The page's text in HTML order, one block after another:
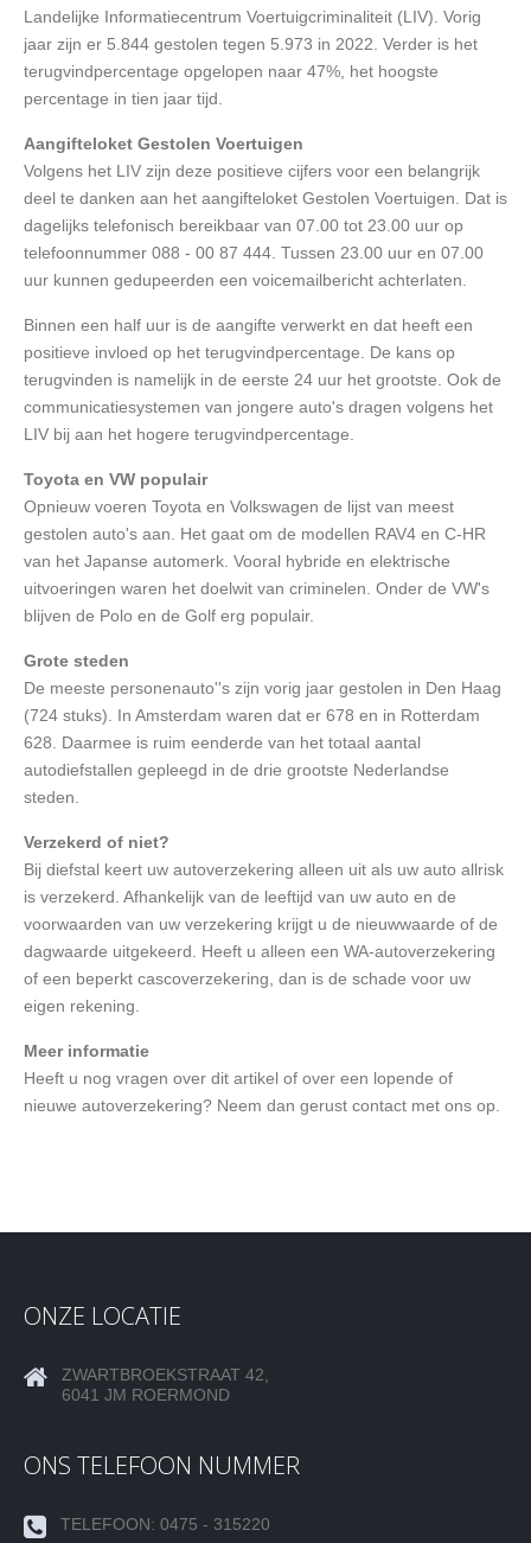
Landelijke Informatiecentrum Voertuigcriminaliteit (LIV). Vorig
jaar zijn er 5.844 gestolen tegen 5.973 in 2022. Verder is het
terugvindpercentage opgelopen naar 47%, het hoogste
percentage in tien jaar tijd.
Aangifteloket Gestolen Voertuigen
Volgens het LIV zijn deze positieve cijfers voor een belangrijk
deel te danken aan het aangifteloket Gestolen Voertuigen. Dat is
dagelijks telefonisch bereikbaar van 07.00 tot 23.00 uur op
telefoonnummer 088 - 00 87 444. Tussen 23.00 uur en 07.00
uur kunnen gedupeerden een voicemailbericht achterlaten.
Binnen een half uur is de aangifte verwerkt en dat heeft een
positieve invloed op het terugvindpercentage. De kans op
terugvinden is namelijk in de eerste 24 uur het grootste. Ook de
communicatiesystemen van jongere auto's dragen volgens het
LIV bij aan het hogere terugvindpercentage.
Toyota en VW populair
Opnieuw voeren Toyota en Volkswagen de lijst van meest
gestolen auto's aan. Het gaat om de modellen RAV4 en C-HR
van het Japanse automerk. Vooral hybride en elektrische
uitvoeringen waren het doelwit van criminelen. Onder de VW's
blijven de Polo en de Golf erg populair.
Grote steden
De meeste personenauto''s zijn vorig jaar gestolen in Den Haag
(724 stuks). In Amsterdam waren dat er 678 en in Rotterdam
628. Daarmee is ruim eenderde van het totaal aantal
autodiefstallen gepleegd in de drie grootste Nederlandse
steden.
Verzekerd of niet?
Bij diefstal keert uw autoverzekering alleen uit als uw auto allrisk
is verzekerd. Afhankelijk van de leeftijd van uw auto en de
voorwaarden van uw verzekering krijgt u de nieuwwaarde of de
dagwaarde uitgekeerd. Heeft u alleen een WA-autoverzekering
of een beperkt cascoverzekering, dan is de schade voor uw
eigen rekening.
Meer informatie
Heeft u nog vragen over dit artikel of over een lopende of
nieuwe autoverzekering? Neem dan gerust contact met ons op.
ONZE LOCATIE
ZWARTBROEKSTRAAT 42,
6041 JM ROERMOND
ONS TELEFOON NUMMER
TELEFOON: 0475 - 315220